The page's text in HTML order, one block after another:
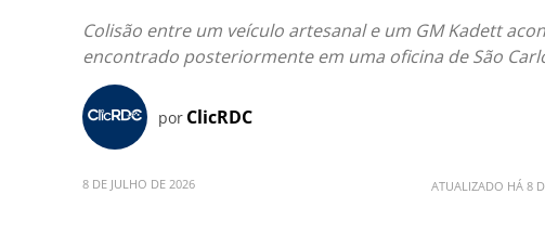
Colisão entre um veículo artesanal e um GM Kadett
encontrado posteriormente em uma oficina de São
por ClicRDC
8 DE JULHO DE 2026 ATUALIZADO HÁ 8